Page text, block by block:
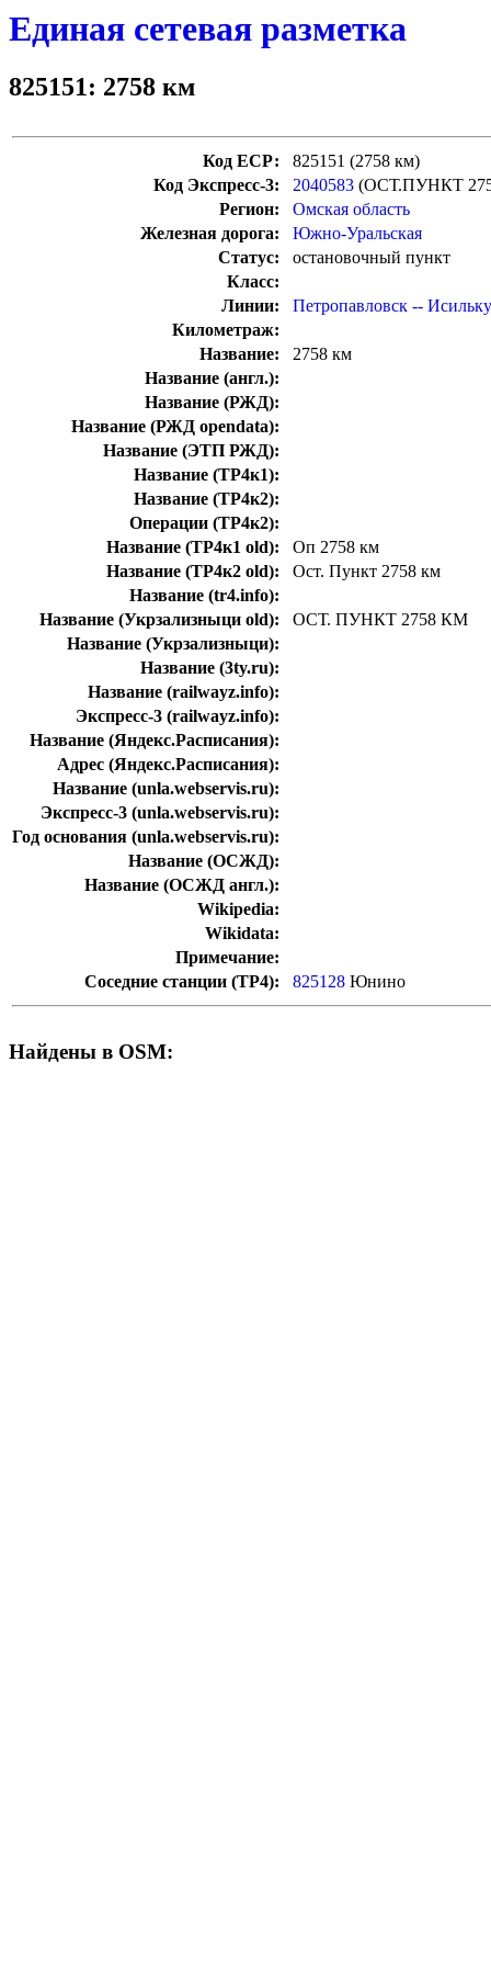
Единая сетевая разметка
825151: 2758 км
Код ЕСР:
825151 (2758 км)
Код Экспресс-3:
2040583 (ОСТ.ПУНКТ
Регион:
Омская область
Железная дорога:
Южно-Уральская
Статус:
остановочный пункт
Класс:
Линии:
Петропавловск --
Километраж:
Название:
2758 км
Название (англ.):
Название (РЖД):
Название (РЖД opendata):
Название (ЭТП РЖД):
Название (ТР4к1):
Название (ТР4к2):
Операции (ТР4к2):
Название (ТР4к1 old):
Оп 2758 км
Название (ТР4к2 old):
Ост. Пункт 2758 км
Название (tr4.info):
Название (Укрзализныци old):
ОСТ. ПУНКТ 2758 КМ
Название (Укрзализныци):
Название (3ty.ru):
Название (railwayz.info):
Экспресс-3 (railwayz.info):
Название (Яндекс.Расписания):
Адрес (Яндекс.Расписания):
Название (unla.webservis.ru):
Экспресс-3 (unla.webservis.ru):
Год основания (unla.webservis.ru):
Название (ОСЖД):
Название (ОСЖД англ.):
Wikipedia:
Wikidata:
Примечание:
Соседние станции (ТР4):
825128 Юнино
Найдены в OSM: